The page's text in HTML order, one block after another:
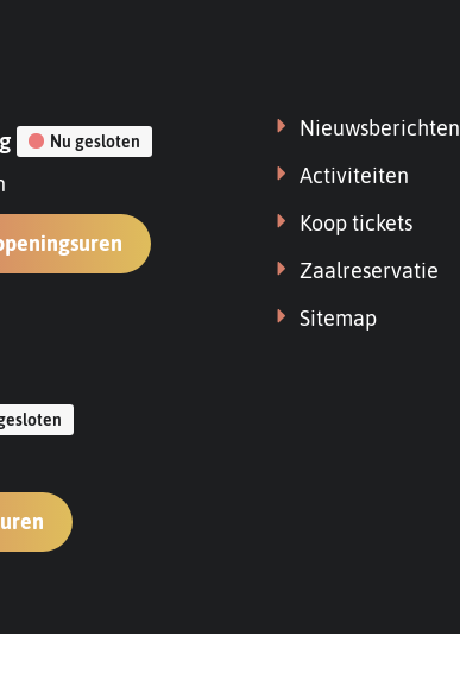
Nu gesloten
VTC
Kruispunt
VTC
Kruispunt
Links
Nieuwsberichten
Activiteiten
Koop tickets
Zaalreservatie
Sitemap